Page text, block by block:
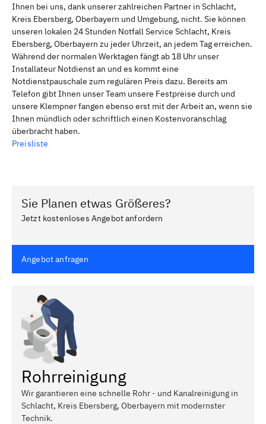
Ihnen bei uns, dank unserer zahlreichen Partner in Schlacht,
Kreis Ebersberg, Oberbayern und Umgebung, nicht. Sie können
unseren lokalen 24 Stunden Notfall Service Schlacht, Kreis
Ebersberg, Oberbayern zu jeder Uhrzeit, an jedem Tag erreichen.
Während der normalen Werktagen fängt ab 18 Uhr unser
Installateur Notdienst an und es kommt eine
Notdienstpauschale zum regulären Preis dazu. Bereits am
Telefon gibt Ihnen unser Team unsere Festpreise durch und
unsere Klempner fangen ebenso erst mit der Arbeit an, wenn sie
Ihnen mündlich oder schriftlich einen Kostenvoranschlag
überbracht haben.
Preisliste
Sie Planen etwas Größeres?
Jetzt kostenloses Angebot anfordern
Angebot anfragen
Rohrreinigung
Wir garantieren eine schnelle Rohr - und Kanalreinigung in
Schlacht, Kreis Ebersberg, Oberbayern mit modernster
Technik.